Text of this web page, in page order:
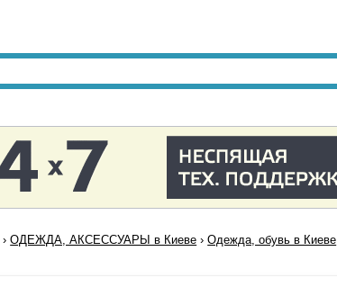
›ОДЕЖДА, АКСЕССУАРЫ в Киеве ›Одежда, обувь в Киеве